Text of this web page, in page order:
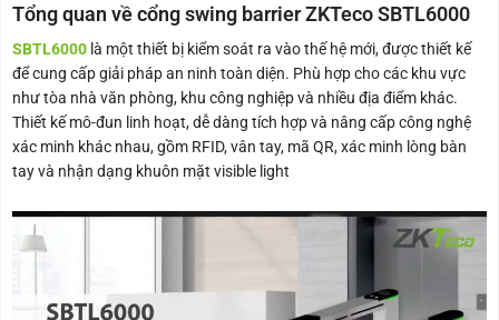
Tổng quan về cổng swing barrier ZKTeco SBTL6000
SBTL6000 là một thiết bị kiểm soát ra vào thế hệ mới, được thiết kế
để cung cấp giải pháp an ninh toàn diện. Phù hợp cho các khu vực
như tòa nhà văn phòng, khu công nghiệp và nhiều địa điểm khác.
Thiết kế mô-đun linh hoạt, dễ dàng tích hợp và nâng cấp công nghệ
xác minh khác nhau, gồm RFID, vân tay, mã QR, xác minh lòng bàn
tay và nhận dạng khuôn mặt visible light